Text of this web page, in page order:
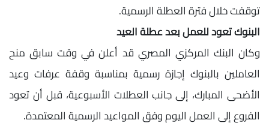
توقفت خلال فترة العطلة الرسمية.
البنوك تعود للعمل بعد عطلة العيد
وكان البنك المركزي المصري قد أعلن في وقت سابق منح
العاملين بالبنوك إجازة رسمية بمناسبة وقفة عرفات وعيد
الأضحى المبارك، إلى جانب العطلات الأسبوعية، قبل أن تعود
الفروع إلى العمل اليوم وفق المواعيد الرسمية المعتمدة.